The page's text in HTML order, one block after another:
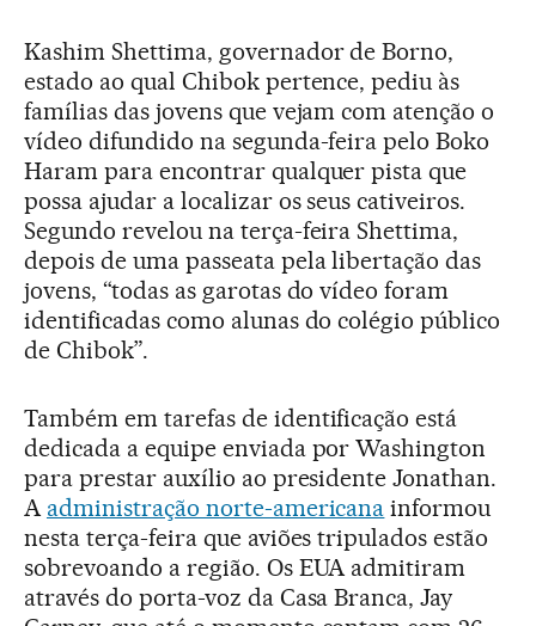
Kashim Shettima, governador de Borno,
estado ao qual Chibok pertence, pediu às
famílias das jovens que vejam com atenção o
vídeo difundido na segunda-feira pelo Boko
Haram para encontrar qualquer pista que
possa ajudar a localizar os seus cativeiros.
Segundo revelou na terça-feira Shettima,
depois de uma passeata pela libertação das
jovens, “todas as garotas do vídeo foram
identificadas como alunas do colégio público
de Chibok”.
Também em tarefas de identificação está
dedicada a equipe enviada por Washington
para prestar auxílio ao presidente Jonathan.
A administração norte-americana informou
nesta terça-feira que aviões tripulados estão
sobrevoando a região. Os EUA admitiram
através do porta-voz da Casa Branca, Jay